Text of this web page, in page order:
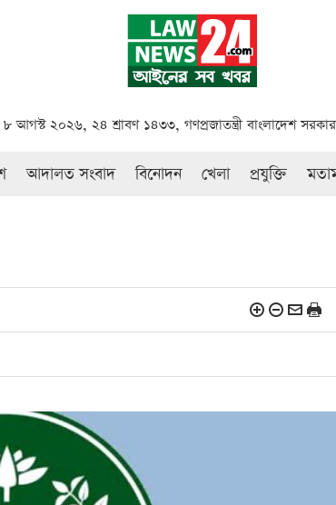
৮ আগস্ট ২০২৬, ২৪ শ্রাবণ ১৪৩৩, গণপ্রজাতন্ত্রী বাংলাদেশ
আদালত সংবাদ বিনোদন খেলা প্রযুক্তি